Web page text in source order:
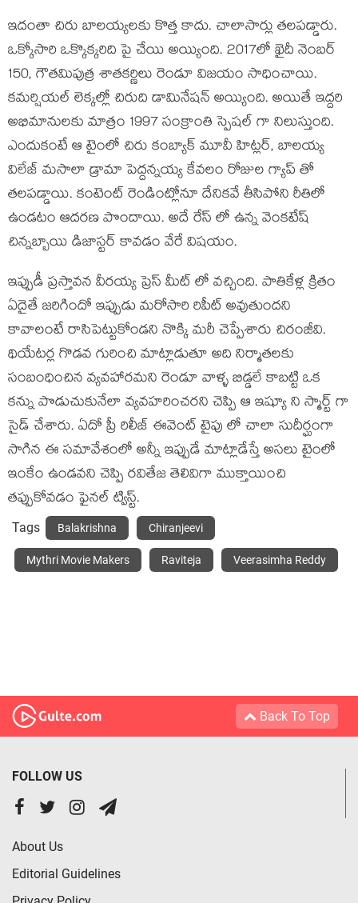
ఇదంతా చిరు బాలయ్యలకు కొత్త కాదు. చాలాసార్లు తలపడ్డారు.
ఒక్కోసారి ఒక్కొక్కరిది పై చేయి అయ్యింది. 2017లో ఖైదీ నెంబర్
150, గౌతమిపుత్ర శాతకర్ణిలు రెండూ విజయం సాధించాయి.
కమర్షియల్ లెక్కల్లో చిరుది డామినేషన్ అయ్యింది. అయితే ఇద్దరి
అభిమానులకు మాత్రం 1997 సంక్రాంతి స్పెషల్ గా నిలుస్తుంది.
ఎందుకంటే ఆ టైంలో చిరు కంబ్యాక్ మూవీ హిట్లర్, బాలయ్య
విలేజ్ మసాలా డ్రామా పెద్దన్నయ్య కేవలం రోజుల గ్యాప్ తో
తలపడ్డాయి. కంటెంట్ రెండింట్లోనూ దేనికవే తీసిపోని రీతిలో
ఉండటం ఆదరణ పొందాయి. అదే రేస్ లో ఉన్న వెంకటేష్
చిన్నబ్బాయి డిజాస్టర్ కావడం వేరే విషయం.
ఇప్పుడీ ప్రస్తావన వీరయ్య ప్రెస్ మీట్ లో వచ్చింది. పాతికేళ్ల క్రితం
ఏదైతే జరిగిందో ఇప్పుడు మరోసారి రిపీట్ అవుతుందని
కావాలంటే రాసిపెట్టుకోండని నొక్కి మరీ చెప్పేశారు చిరంజీవి.
థియేటర్ల గొడవ గురించి మాట్లాడుతూ అది నిర్మాతలకు
సంబంధించిన వ్యవహారమని రెండూ వాళ్ళ బిడ్డలే కాబట్టి ఒక
కన్ను పొడుచుకునేలా వ్యవహరించరని చెప్పి ఆ ఇష్యూ ని స్మార్ట్ గా
సైడ్ చేశారు. ఏదో ప్రీ రిలీజ్ ఈవెంట్ టైపు లో చాలా సుదీర్ఘంగా
సాగిన ఈ సమావేశంలో అన్నీ ఇప్పుడే మాట్లాడేస్తే అసలు టైంలో
ఇంకేం ఉండవని చెప్పి రవితేజ తెలివిగా ముక్తాయించి
తప్పుకోవడం ఫైనల్ ట్విస్ట్.
Tags Balakrishna Chiranjeevi
Mythri Movie Makers Raviteja Veerasimha Reddy
Back To Top
FOLLOW US
About Us
Editorial Guidelines